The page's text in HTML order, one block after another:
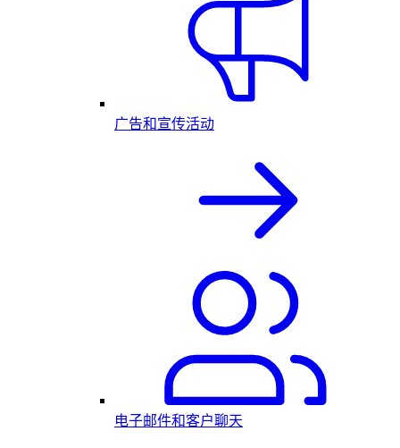
广告和宣传活动
电子邮件和客户聊天